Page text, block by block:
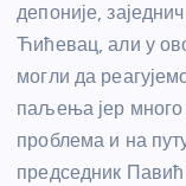
депоније,
Ћићевац, али у
могли да
паљења јер много
проблема и на
председник